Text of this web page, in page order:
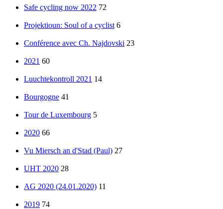
Safe cycling now 2022 72
Projektioun: Soul of a cyclist 6
Conférence avec Ch. Najdovski 23
2021 60
Luuchtekontroll 2021 14
Bourgogne 41
Tour de Luxembourg 5
2020 66
Vu Miersch an d'Stad (Paul) 27
UHT 2020 28
AG 2020 (24.01.2020) 11
2019 74